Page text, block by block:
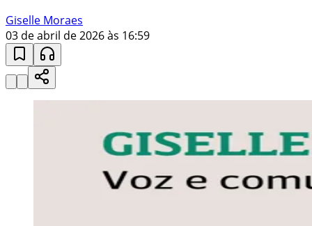
Giselle Moraes
03 de abril de 2026 às 16:59